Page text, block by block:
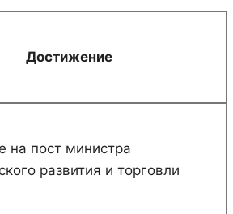
Достижение
на пост министра
развития и торговли